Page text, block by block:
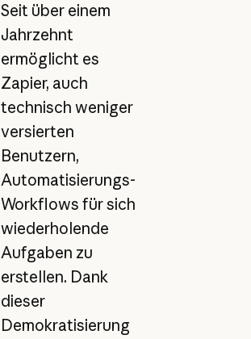
Seit über einem
Jahrzehnt
ermöglicht es
Zapier, auch
technisch weniger
versierten
Benutzern,
Automatisierungs-
Workflows für sich
wiederholende
Aufgaben zu
erstellen. Dank
dieser
Demokratisierung